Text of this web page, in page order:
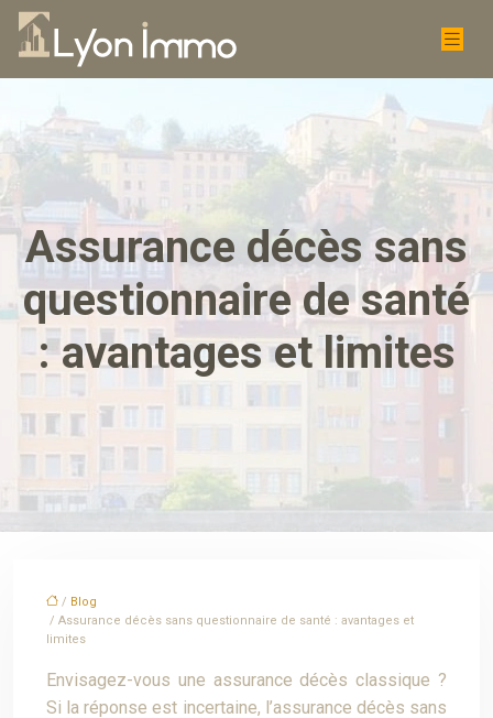
Assurance décès sans
questionnaire de santé
: avantages et limites
/ Blog
/ Assurance décès sans questionnaire de santé : avantages et
limites
Envisagez-vous une assurance décès classique ?
Si la réponse est incertaine, l’assurance décès sans